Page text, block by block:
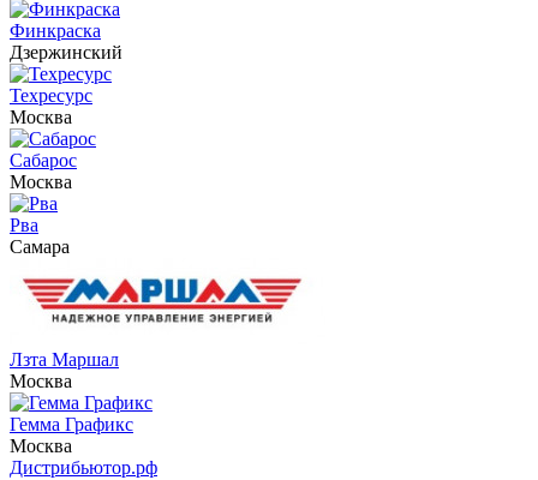
Финкраска
Дзержинский
Техресурс
Москва
Сабарос
Москва
Рва
Самара
Лзта Маршал
Москва
Гемма Графикс
Москва
Дистрибьютор.рф